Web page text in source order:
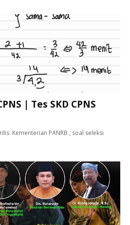
| Tes SKD CPNS
Kementerian PANRB , soal seleksi